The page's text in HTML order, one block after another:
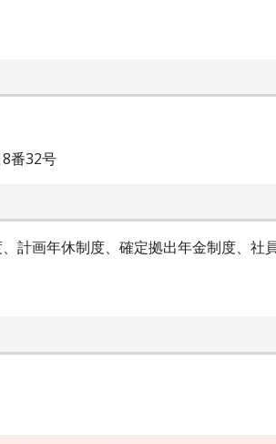
番32号
計画年休制度、確定拠出年金制度、社